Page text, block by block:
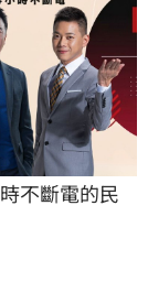
不斷電的民